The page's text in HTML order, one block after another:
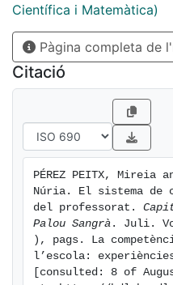
Científica i Matemàtica)
Pàgina completa de
Citació
PÉREZ PEITX, Mireia
Núria. El sistema de
del professorat.
Palou Sangrà . Juli.
), pags. La
l’escola:
[consulted: 8 of